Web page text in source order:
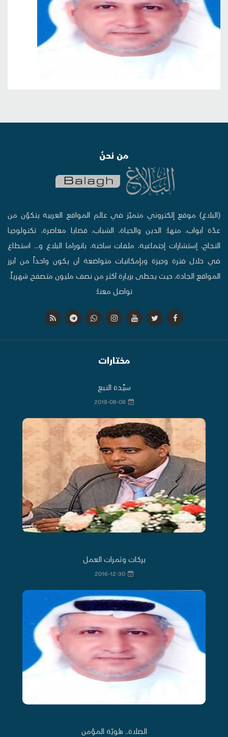
من نحنُ
(البلاغ) موقع إلكتروني متميّز في عالم المواقع العربية يتكوّن من
عدّة أبواب، منها: الدين والحياة، الشباب، قضايا معاصرة، تكنولوجيا
النجاح، إستشارات إجتماعية، ملفات ساخنة، بانوراما البلاغ و... استطاع
في خلال فترة وجيزة وبإمكانيات متواضعة أن يكون واحداً من أبرز
المواقع الجادة، حيث يحظى بزيارة أكثر من نصف مليون متصفح شهرياً.
تواصل معنا:
مختارات
سيِّدة النبع
2018-08-08
بركات وثمرات العمل
2016-12-30
الصلاة.. هُويّة المؤمن